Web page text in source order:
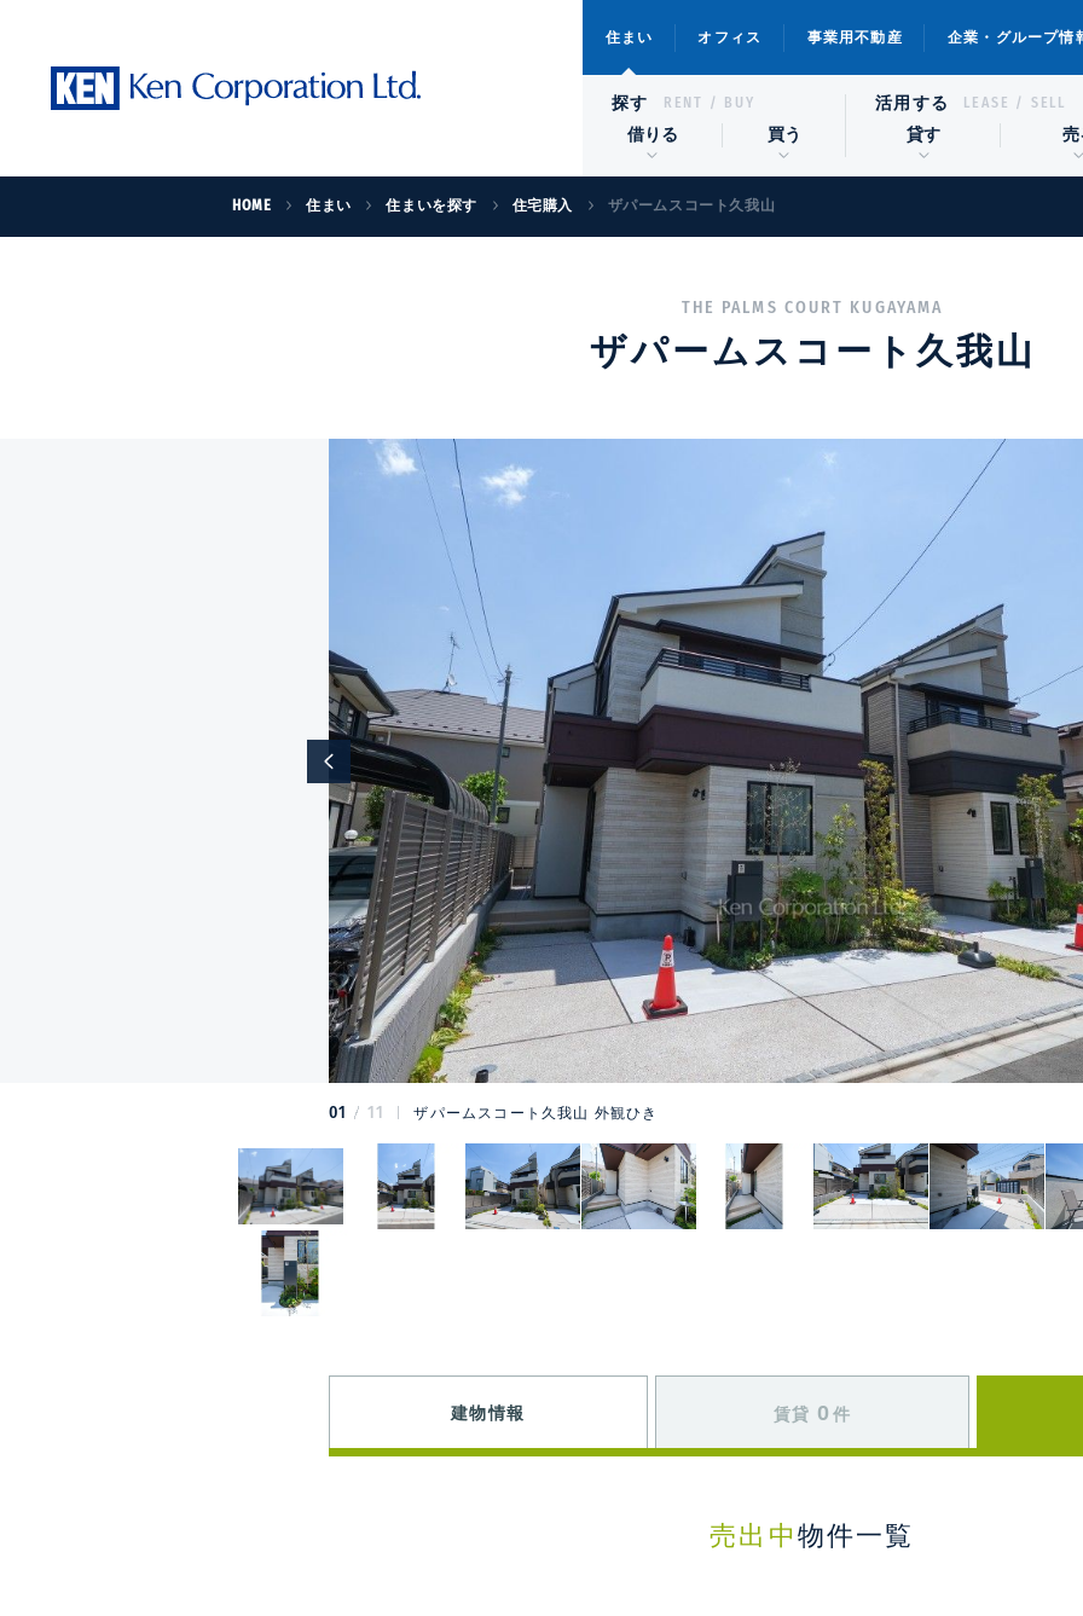
住まい オフィス 事業用不動産 企業・グループ情
探す RENT / BUY
借りる 買う
活用する LEASE / SELL
貸す 売
HOME 住まい 住まいを探す 住宅購入 ザパームスコート久我山
THE PALMS COURT KUGAYAMA
ザパームスコート久我山
01 11 ザパームスコート久我山 外観ひき
建物情報 賃貸 0 件
売出中 物件一覧